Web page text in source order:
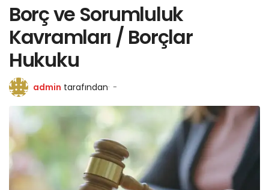
Borç ve Sorumluluk
Kavramları / Borçlar
Hukuku
admin tarafından -